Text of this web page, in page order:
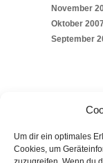
Um dir ein optimales
Cookies, um
November
Oktober 2007
September
SOCIAL